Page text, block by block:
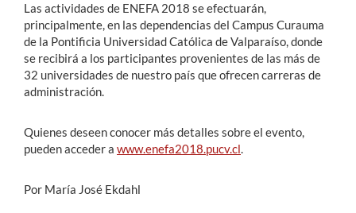
Las actividades de ENEFA 2018 se efectuarán,
principalmente, en las dependencias del Campus Curauma
de la Pontificia Universidad Católica de Valparaíso, donde
se recibirá a los participantes provenientes de las más de
32 universidades de nuestro país que ofrecen carreras de
administración.
Quienes deseen conocer más detalles sobre el evento,
pueden acceder a www.enefa2018.pucv.cl.
Por María José Ekdahl